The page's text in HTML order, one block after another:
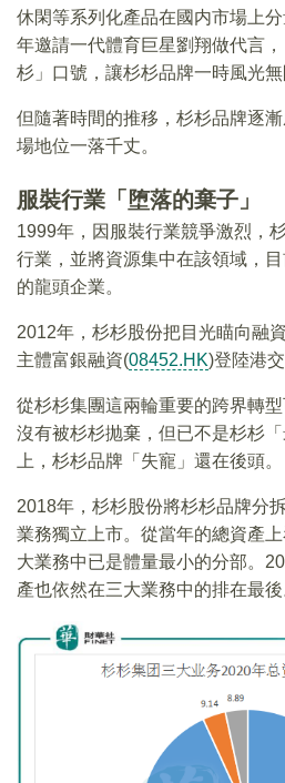
休閑等系列化產品在國内市場上
年邀請一代體育巨星劉翔做代言
杉」口號，讓杉杉品牌一時風光無
但隨著時間的推移，杉杉品牌逐
場地位一落千丈。
服裝行業「堕落的棄子」
1999年，因服裝行業競爭激烈，
行業，並將資源集中在該領域，
的龍頭企業。
2012年，杉杉股份把目光瞄向融
主體富銀融資(08452.HK)登陸港交
從杉杉集團這兩輪重要的跨界轉
沒有被杉杉抛棄，但已不是杉杉
上，杉杉品牌「失寵」還在後頭。
2018年，杉杉股份將杉杉品牌分
業務獨立上市。從當年的總資產
大業務中已是體量最小的分部。
產也依然在三大業務中的排在最後